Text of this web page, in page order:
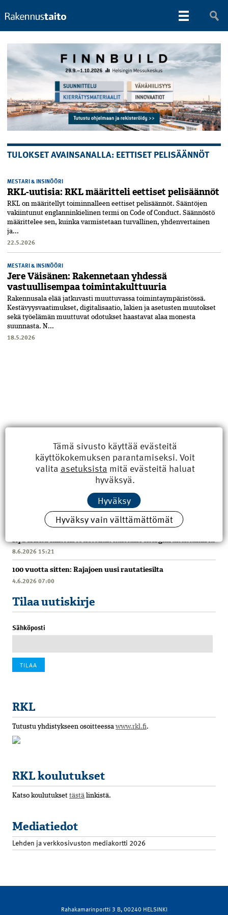
TULOKSET AVAINSANALLA: EETTISET PELISÄÄNNÖT
MESTARI & INSINÖÖRI
RKL-uutisia: RKL määritteli eettiset pelisäännöt
RKL on määritellyt toiminnalleen eettiset peli­säännöt. Sääntöjen
vakiintunut englanninkielinen termi on Code of Conduct. Säännöstö
määrittelee sen, kuinka varmistetaan turvallinen, yhdenvertainen
ja...
22.5.2026
MESTARI & INSINÖÖRI
Jere Väisänen: Rakennetaan yhdessä
vastuullisempaa toimintakulttuuria
Rakennusala elää jatkuvasti muuttuvassa toimintaympäristössä.
Kestävyysvaatimukset, digitalisaatio, lakien ja asetusten muutokset
sekä työelämän muuttuvat odotukset haastavat alaa monesta
suunnasta. N...
18.5.2026
Uusimmat
Kyberisku kiinteistötietoihin haittaisi energiarakentamista
8.6.2026 15:21
100 vuotta sitten: Rajajoen uusi rautatiesilta
4.6.2026 07:00
Tilaa uutiskirje
Sähköposti
RKL
Tutustu yhdistykseen osoitteessa www.rkl.fi.
RKL koulutukset
Katso koulutukset tästä linkistä.
Mediatiedot
Lehden ja verkkosivuston mediakortti 2026
Rahakamarinportti 3 B, 00240 HELSINKI
Tämä sivusto käyttää evästeitä
käyttökokemuksen parantamiseksi. Voit
valita asetuksista mitä evästeitä haluat
hyväksyä.
Hyväksy
Hyväksy vain välttämättömät